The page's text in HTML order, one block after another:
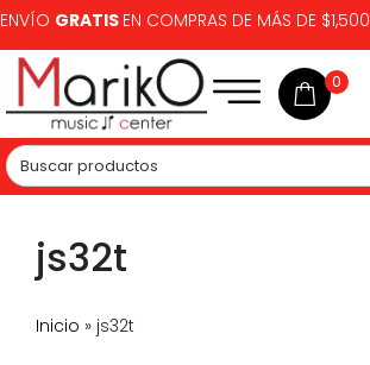
ENVÍO GRATIS EN COMPRAS DE MÁS DE $1,500
0
js32t
Inicio » js32t